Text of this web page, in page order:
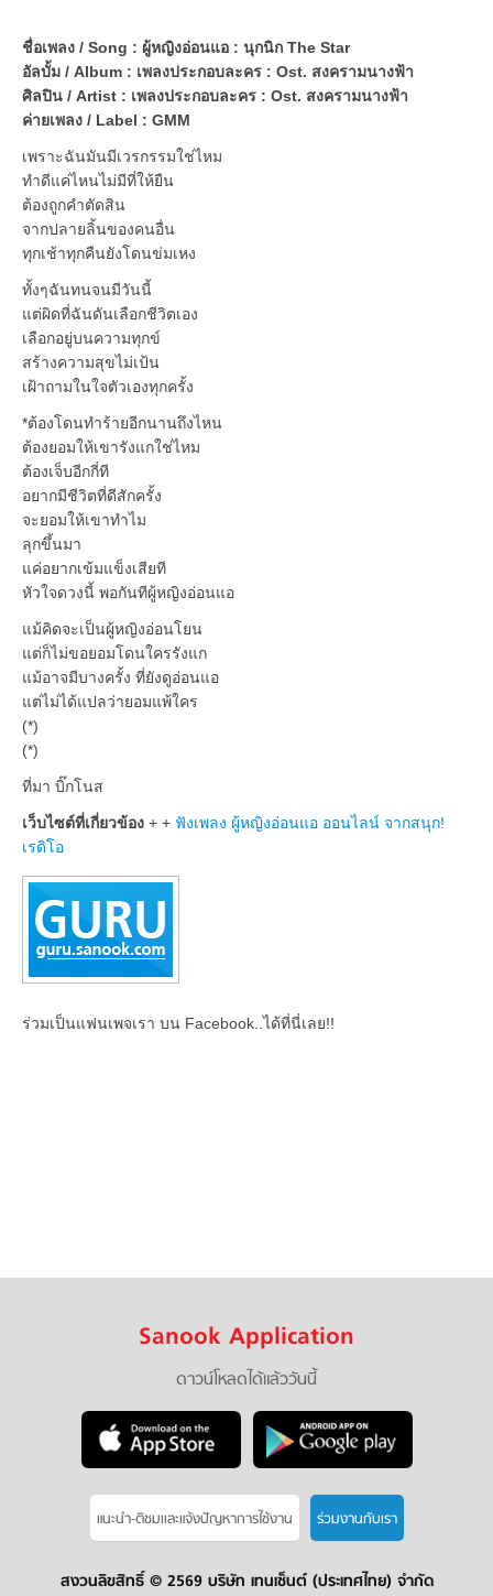
ชื่อเพลง / Song : ผู้หญิงอ่อนแอ : นุกนิก The Star
อัลบั้ม / Album : เพลงประกอบละคร : Ost. สงครามนางฟ้า
ศิลปิน / Artist : เพลงประกอบละคร : Ost. สงครามนางฟ้า
ค่ายเพลง / Label : GMM
เพราะฉันมันมีเวรกรรมใช่ไหม
ทำดีแค่ไหนไม่มีที่ให้ยืน
ต้องถูกคำตัดสิน
จากปลายลิ้นของคนอื่น
ทุกเช้าทุกคืนยังโดนข่มเหง
ทั้งๆฉันทนจนมีวันนี้
แต่ผิดที่ฉันดันเลือกชีวิตเอง
เลือกอยู่บนความทุกข์
สร้างความสุขไม่เป้น
เฝ้าถามในใจตัวเองทุกครั้ง
*ต้องโดนทำร้ายอีกนานถึงไหน
ต้องยอมให้เขารังแกใช่ไหม
ต้องเจ็บอีกกี่ที
อยากมีชีวิตที่ดีสักครั้ง
จะยอมให้เขาทำไม
ลุกขึ้นมา
แค่อยากเข้มแข็งเสียที
หัวใจดวงนี้ พอกันทีผู้หญิงอ่อนแอ
แม้คิดจะเป็นผู้หญิงอ่อนโยน
แต่ก็ไม่ขอยอมโดนใครรังแก
แม้อาจมีบางครั้ง ที่ยังดูอ่อนแอ
แต่ไม่ได้แปลว่ายอมแพ้ใคร
(*)
(*)
ที่มา บิ๊กโนส
เว็บไซต์ที่เกี่ยวข้อง + + ฟังเพลง ผู้หญิงอ่อนแอ ออนไลน์ จากสนุก!
เรดิโอ
ร่วมเป็นแฟนเพจเรา บน Facebook..ได้ที่นี่เลย!!
Sanook Application
ดาวน์โหลดได้แล้ววันนี้
แนะนำ-ติชมเเละแจ้งปัญหาการใช้งาน ร่วมงานกับเรา
สงวนลิขสิทธิ์ © 2569 บริษัท เทนเซ็นต์ (ประเทศไทย) จำกัด